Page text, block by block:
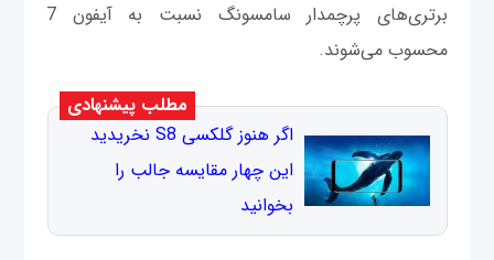
برتری‌های پرچمدار سامسونگ نسبت به آیفون 7
محسوب می‌شوند.
مطلب پیشنهادی
اگر هنوز گلکسی S8 نخریدید
این چهار مقایسه جالب را
بخوانید